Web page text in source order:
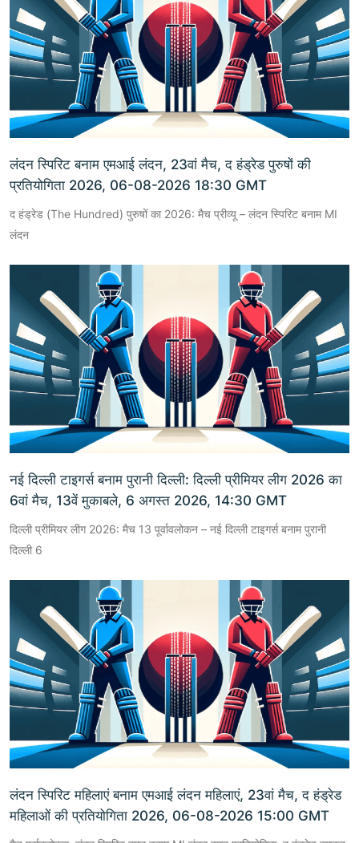
लंदन स्पिरिट बनाम एमआई लंदन, 23वां मैच, द हंड्रेड पुरुषों की
प्रतियोगिता 2026, 06-08-2026 18:30 GMT
द हंड्रेड (The Hundred) पुरुषों का 2026: मैच प्रीव्यू – लंदन स्पिरिट बनाम MI
लंदन
नई दिल्ली टाइगर्स बनाम पुरानी दिल्ली: दिल्ली प्रीमियर लीग 2026 का
6वां मैच, 13वें मुकाबले, 6 अगस्त 2026, 14:30 GMT
दिल्ली प्रीमियर लीग 2026: मैच 13 पूर्वावलोकन – नई दिल्ली टाइगर्स बनाम पुरानी
दिल्ली 6
लंदन स्पिरिट महिलाएं बनाम एमआई लंदन महिलाएं, 23वां मैच, द हंड्रेड
महिलाओं की प्रतियोगिता 2026, 06-08-2026 15:00 GMT